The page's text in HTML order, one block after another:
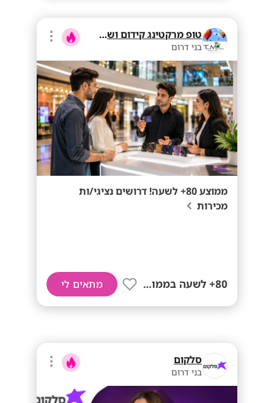
טופ מרקטינג קידום ושיווק בע"מ
בני דרום
ממוצע 80+ לשעה! דרושים נציגי/ות
מכירות
80+ לשעה בממוצע מתאים לי
סלקום
בני דרום